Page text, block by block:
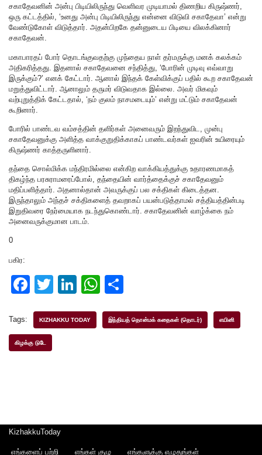
சகாதேவனின் அன்பு பிடியிலிருந்து வெளிவர முடியாமல் திணறிய கிருஷ்ணர்,
ஒரு கட்டத்தில், ‘உனது அன்பு பிடியிலிருந்து என்னை விடுவி சகாதேவா’ என்று
வேண்டுகோள் விடுத்தார். அதன்பிறகே தன்னுடைய பிடியை விலக்கினார்
சகாதேவன்.
மகாபாரதப் போர் தொடங்குவதற்கு முந்தைய நாள் தர்மருக்கு மனக் கலக்கம்
அதிகரித்தது. இதனால் சகாதேவனை சந்தித்து, ‘போரின் முடிவு எவ்வாறு
இருக்கும்?’ எனக் கேட்டார். ஆனால் இந்தக் கேள்விக்குப் பதில் கூற சகாதேவன்
மறுத்துவிட்டார். ஆனாலும் தருமர் விடுவதாக இல்லை. அவர் மிகவும்
வற்புறுத்திக் கேட்டதால், ‘நம் குலம் நாசமடையும்’ என்று மட்டும் சகாதேவன்
கூறினார்.
போரில் பாண்டவ வம்சத்தின் தளிர்கள் அனைவரும் இறந்துவிட, முன்பு
சகாதேவனுக்கு அளித்த வாக்குறுதிக்காகப் பாண்டவர்கள் ஐவரின் உயிரையும்
கிருஷ்ணர் காத்தருளினார்.
தந்தை சொல்மிக்க மந்திரமில்லை என்கிற வாக்கியத்துக்கு உதாரணமாகத்
திகழ்ந்த பரசுராமரைப்போல், தந்தையின் வார்த்தைக்குச் சகாதேவனும்
மதிப்பளித்தார். அதனால்தான் அவருக்குப் பல சக்திகள் கிடைத்தன.
இருந்தாலும் அந்தச் சக்திகளைத் தவறாகப் பயன்படுத்தாமல் சத்தியத்தின்படி
இறுதிவரை நேர்மையாக நடந்துகொண்டார். சகாதேவனின் வாழ்க்கை நம்
அனைவருக்குமான பாடம்.
0
பகிர:
F
c
e
T
tt
Li
k
W
at ar
Tags: KIZHAKKU TODAY இந்தியத் தொன்மக் கதைகள் (தொடர்) எயினி
கிழக்கு டுடே
KizhakkuToday
எங்களைப் பற்றி எங்கள் குழு எங்களுக்கு எழுதுங்கள்